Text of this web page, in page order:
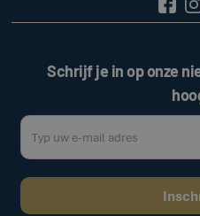
Schrijf je in op onze